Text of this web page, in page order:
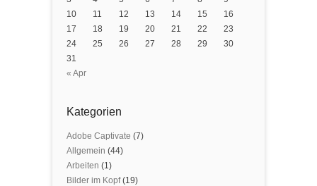
« Apr
10
11 12 13 14 15
16
17
18 19 20 21 22
23
24
25 26 27 28 29
30
31
Kategorien
Adobe Captivate (7)
Allgemein (44)
Arbeiten (1)
Bilder im Kopf(19)